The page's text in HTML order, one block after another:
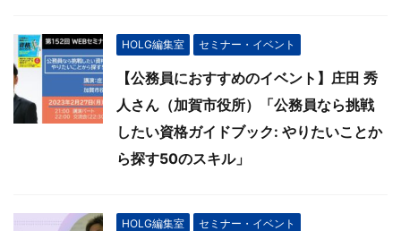
HOLG編集室 セミナー・イベント
【公務員におすすめのイベント】庄田 秀
人さん（加賀市役所）「公務員なら挑戦
したい資格ガイドブック: やりたいことか
ら探す50のスキル」
HOLG編集室 セミナー・イベント